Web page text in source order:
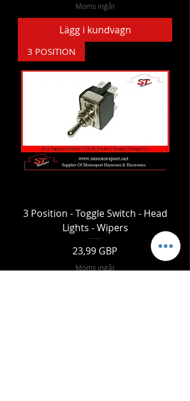
Moms ingår
Lägg i kundvagn
3 POSITION
3 Position - Toggle Switch - Head
Lights - Wipers
Pris
23,99 GBP
Moms ingår